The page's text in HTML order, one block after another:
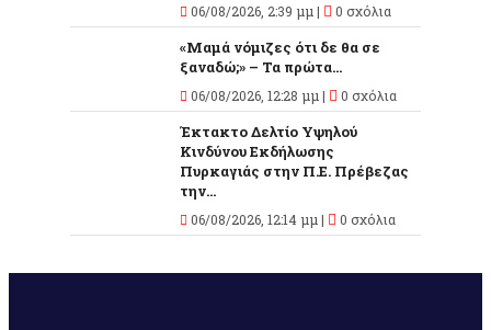
06/08/2026, 2:39 μμ | 0 σχόλια
«Μαμά νόμιζες ότι δε θα σε
ξαναδώ;» – Τα πρώτα...
06/08/2026, 12:28 μμ | 0 σχόλια
Έκτακτο Δελτίο Υψηλού
Κινδύνου Εκδήλωσης
Πυρκαγιάς στην Π.Ε. Πρέβεζας
την...
06/08/2026, 12:14 μμ | 0 σχόλια